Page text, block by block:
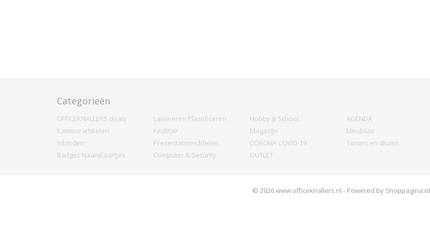
Categorieën
OFFICEKNALLERS deals
Kantoorartikelen
Inbinden
Badges Naamkaartjes
Lamineren Plastificeren
Facilitair
Presentatiemiddelen
Computer & Security
Hobby & School
Magazijn
CORONA COVID-19
OUTLET
AGENDA
Meubilair
Toners en drums
© 2026 www.officeknallers.nl - Powered by Shoppagina.nl